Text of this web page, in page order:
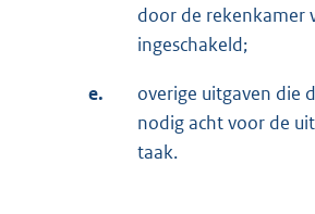
door de rekenkamer
ingeschakeld;
e.
overige uitgaven die
nodig acht voor de
taak.